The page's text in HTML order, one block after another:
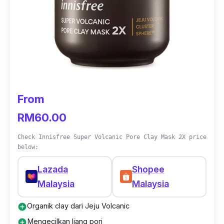
menjadikan berminyak serta meningkatkan
tahap keanjalan kulit.
From
RM60.00
Check Innisfree Super Volcanic Pore Clay Mask 2X price
below:
Lazada
Malaysia
Shopee
Malaysia
add_circleOrganik clay dari Jeju Volcanic
add_circleMengecilkan liang pori